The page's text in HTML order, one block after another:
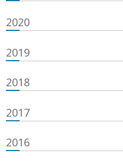
2020
2019
2018
2017
2016